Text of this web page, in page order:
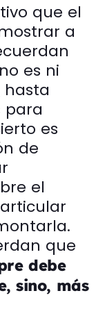
que el
a
es ni
para
es
de
el
que
debe
sino, más